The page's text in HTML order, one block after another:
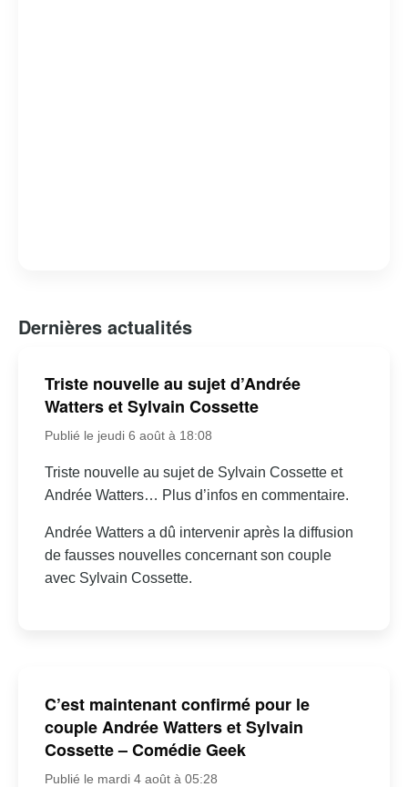
Dernières actualités
Triste nouvelle au sujet d’Andrée
Watters et Sylvain Cossette
Publié le jeudi 6 août à 18:08
Triste nouvelle au sujet de Sylvain Cossette et
Andrée Watters… Plus d’infos en commentaire.
Andrée Watters a dû intervenir après la diffusion
de fausses nouvelles concernant son couple
avec Sylvain Cossette.
C’est maintenant confirmé pour le
couple Andrée Watters et Sylvain
Cossette – Comédie Geek
Publié le mardi 4 août à 05:28